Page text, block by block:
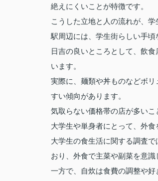
絶えにくいことが特徴です。
こうした立地と人の流れが、
駅周辺には、学生街らしい手頃
日吉の良いところとして、飲
います。
実際に、麺類や丼ものなどボ
すい傾向があります。
気取らない価格帯の店が多い
大学生や単身者にとって、外
大学生の食生活に関する調査
おり、外食で主菜や副菜を意識
一方で、自炊は食費の調整や